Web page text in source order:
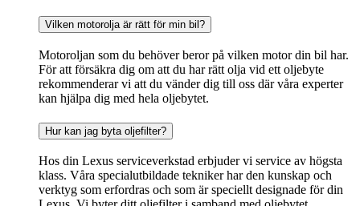
Vilken motorolja är rätt för min bil?
Motoroljan som du behöver beror på vilken motor din bil har.
För att försäkra dig om att du har rätt olja vid ett oljebyte
rekommenderar vi att du vänder dig till oss där våra experter
kan hjälpa dig med hela oljebytet.
Hur kan jag byta oljefilter?
Hos din Lexus serviceverkstad erbjuder vi service av högsta
klass. Våra specialutbildade tekniker har den kunskap och
verktyg som erfordras och som är speciellt designade för din